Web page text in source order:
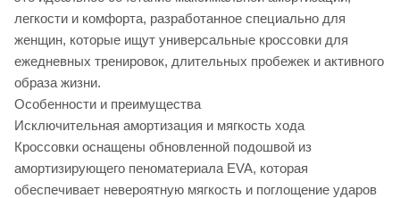
легкости и комфорта, разработанное специально для
женщин, которые ищут универсальные кроссовки для
ежедневных тренировок, длительных пробежек и активного
образа жизни.
Особенности и преимущества
Исключительная амортизация и мягкость хода
Кроссовки оснащены обновленной подошвой из
амортизирующего пеноматериала EVA, которая
обеспечивает невероятную мягкость и поглощение ударов